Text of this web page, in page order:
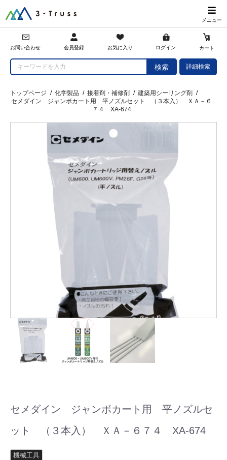
メニュー
お問い合わせ 会員登録 お気に入り ログイン カート
検索 詳細検索
トップページ / 化学製品 / 接着剤・補修剤 / 建築用シーリング剤 /
セメダイン ジャンボカート用 平ノズルセット （３本入） ＸＡ－６
７４ XA-674
セメダイン ジャンボカート用 平ノズルセ
ット （３本入） ＸＡ－６７４ XA-674
機械工具